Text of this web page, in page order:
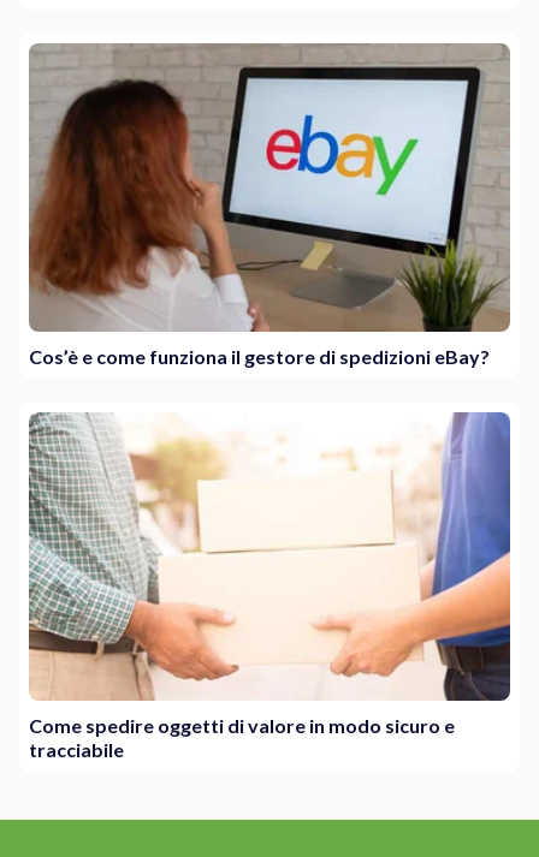
Cos’è e come funziona il gestore di spedizioni eBay?
Come spedire oggetti di valore in modo sicuro e
tracciabile